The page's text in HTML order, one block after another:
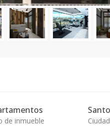
de inmueble Ciudad